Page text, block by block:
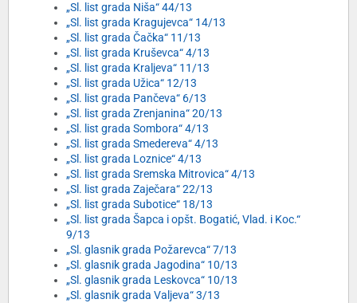
„Sl. list grada Niša“ 44/13
„Sl. list grada Kragujevca“ 14/13
„Sl. list grada Čačka“ 11/13
„Sl. list grada Kruševca“ 4/13
„Sl. list grada Kraljeva“ 11/13
„Sl. list grada Užica“ 12/13
„Sl. list grada Pančeva“ 6/13
„Sl. list grada Zrenjanina“ 20/13
„Sl. list grada Sombora“ 4/13
„Sl. list grada Smedereva“ 4/13
„Sl. list grada Loznice“ 4/13
„Sl. list grada Sremska Mitrovica“ 4/13
„Sl. list grada Zaječara“ 22/13
„Sl. list grada Subotice“ 18/13
„Sl. list grada Šapca i opšt. Bogatić, Vlad. i Koc.“
9/13
„Sl. glasnik grada Požarevca“ 7/13
„Sl. glasnik grada Jagodina“ 10/13
„Sl. glasnik grada Leskovca“ 10/13
„Sl. glasnik grada Valjeva“ 3/13